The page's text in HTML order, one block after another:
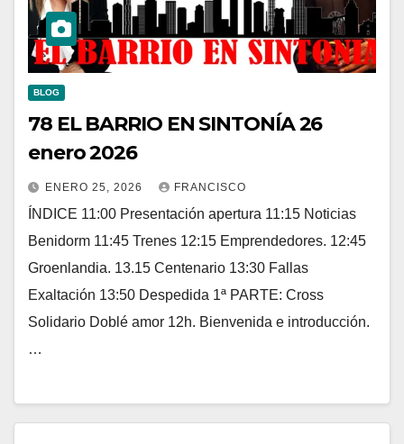
BLOG
78 EL BARRIO EN SINTONÍA 26
enero 2026
ENERO 25, 2026 FRANCISCO
ÍNDICE 11:00 Presentación apertura 11:15 Noticias
Benidorm 11:45 Trenes 12:15 Emprendedores. 12:45
Groenlandia. 13.15 Centenario 13:30 Fallas
Exaltación 13:50 Despedida 1ª PARTE: Cross
Solidario Doblé amor 12h. Bienvenida e introducción.
…